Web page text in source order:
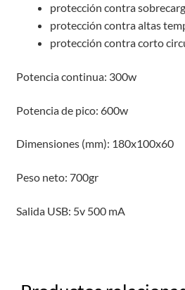
protección contra
protección contra altas
protección contra corto
Potencia continua: 300w
Potencia de pico: 600w
Dimensiones (mm): 180x100x60
Peso neto: 700gr
Salida USB: 5v 500 mA